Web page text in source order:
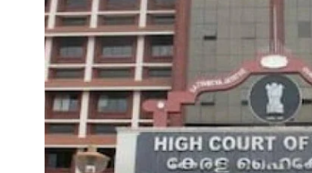
Gulf News
Loksabha Election 2024
Technology
Jobs Mall